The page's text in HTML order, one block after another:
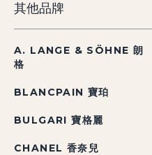
其他品牌
A. LANGE & SÖHNE 朗
格
BLANCPAIN 寶珀
BULGARI 寶格麗
CHANEL 香奈兒